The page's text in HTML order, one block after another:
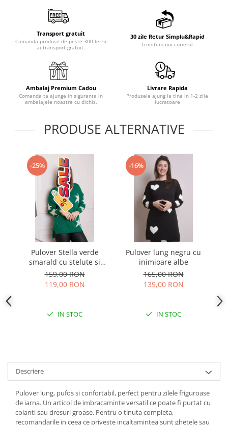
Transport gratuit
Comanda produse de peste 300 lei si
ai transport gratuit.
30 zile Retur Simplu&Rapid
trimitem noi curierul
Ambalaj Premium Cadou
Comanda ta ajunge in siguranta in
ambalajele noastre cu dichis.
Livrare Rapida
Produsele ajung la tine in 1-2 zile
lucratoare
PRODUSE ALTERNATIVE
-25%
Pulover Stella verde
smarald cu stelute si
decolteu in V
159,00 RON
119,00 RON
IN STOC
-16%
Pulover lung negru cu
inimioare albe
165,00 RON
139,00 RON
IN STOC
Descriere
Pulover lung, pufos si confortabil, perfect pentru zilele friguroase
de iarna. Un articol de imbracaminte versatil ce poate fi purtat cu
colanti sau dresuri groase. Pentru o tinuta completa,
recomandarile in ceea ce priveste incaltamintea sunt ghetele sau